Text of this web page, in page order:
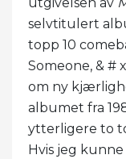
utgivelsen av
selvtitulert
topp 10
Someone, & #
om ny
albumet fra
ytterligere to
Hvis jeg